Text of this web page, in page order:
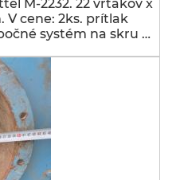
M-2232. 22 vrtákov x
V cene: 2ks. prítlak
systém na skru …